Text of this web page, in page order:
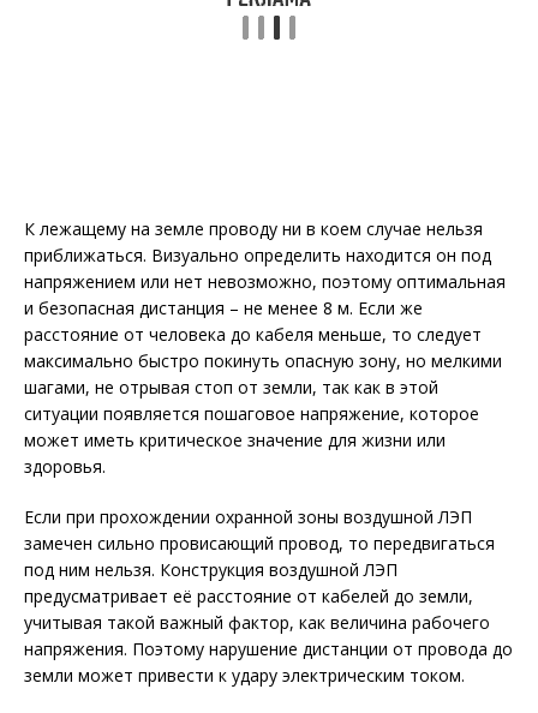
К лежащему на земле проводу ни в коем случае нельзя
приближаться. Визуально определить находится он под
напряжением или нет невозможно, поэтому оптимальная
и безопасная дистанция – не менее 8 м. Если же
расстояние от человека до кабеля меньше, то следует
максимально быстро покинуть опасную зону, но мелкими
шагами, не отрывая стоп от земли, так как в этой
ситуации появляется пошаговое напряжение, которое
может иметь критическое значение для жизни или
здоровья.
Если при прохождении охранной зоны воздушной ЛЭП
замечен сильно провисающий провод, то передвигаться
под ним нельзя. Конструкция воздушной ЛЭП
предусматривает её расстояние от кабелей до земли,
учитывая такой важный фактор, как величина рабочего
напряжения. Поэтому нарушение дистанции от провода до
земли может привести к удару электрическим током.